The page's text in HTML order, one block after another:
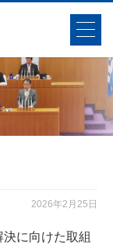
2026年2月25日
に向けた取組